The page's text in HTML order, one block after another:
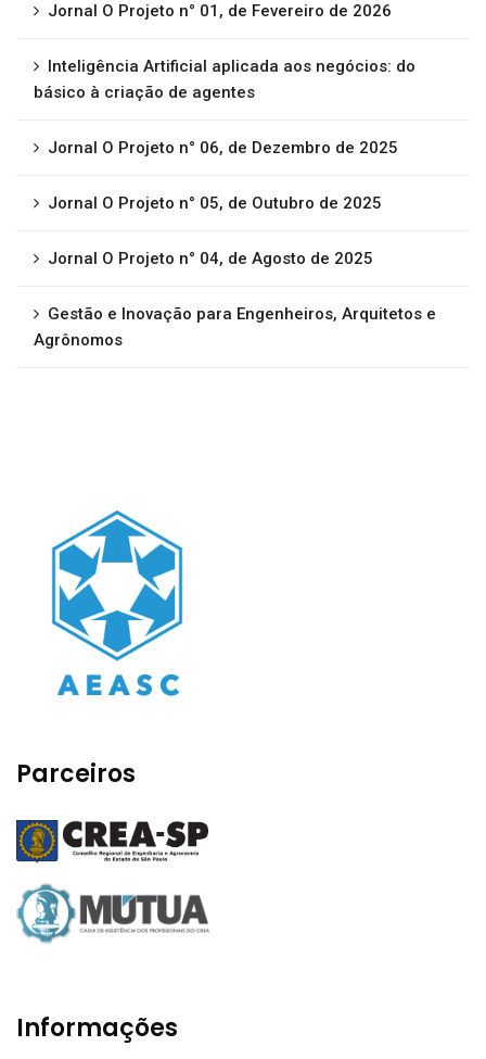
Jornal O Projeto n° 01, de Fevereiro de 2026
Inteligência Artificial aplicada aos negócios: do
básico à criação de agentes
Jornal O Projeto n° 06, de Dezembro de 2025
Jornal O Projeto n° 05, de Outubro de 2025
Jornal O Projeto n° 04, de Agosto de 2025
Gestão e Inovação para Engenheiros, Arquitetos e
Agrônomos
Parceiros
Informações